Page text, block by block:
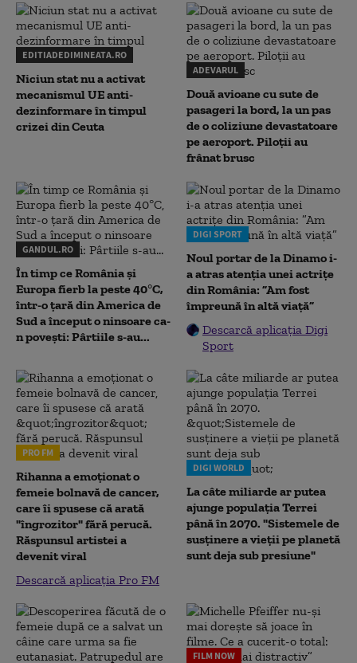
EDITIADEDIMINEATA.RO
Niciun stat nu a activat
mecanismul UE anti-
dezinformare în timpul
crizei din Ceuta
ADEVARUL
Două avioane cu sute de
pasageri la bord, la un pas
de o coliziune devastatoare
pe aeroport. Piloții au
frânat brusc
GANDUL.RO
În timp ce România și
Europa fierb la peste 40°C,
într-o țară din America de
Sud a început o ninsoare ca-
n povești: Pârtiile s-au...
DIGI SPORT
Noul portar de la Dinamo i-
a atras atenția unei actrițe
din România: ”Am fost
împreună în altă viață”
Descarcă aplicația Digi
Sport
PRO FM
Rihanna a emoționat o
femeie bolnavă de cancer,
care îi spusese că arată
"îngrozitor" fără perucă.
Răspunsul artistei a
devenit viral
Descarcă aplicația Pro FM
DIGI WORLD
La câte miliarde ar putea
ajunge populația Terrei
până în 2070. "Sistemele de
susținere a vieții pe planetă
sunt deja sub presiune"
FILM NOW